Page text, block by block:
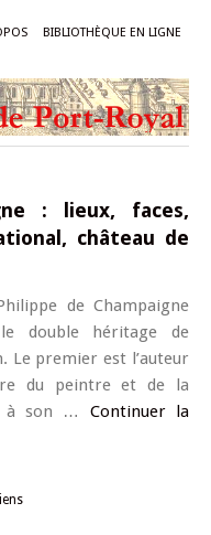
BIBLIOTHÈQUE EN LIGNE
: lieux, faces,
château de
de Champaigne
double héritage de
Le premier est l’auteur
du peintre et de la
à son … Continuer la